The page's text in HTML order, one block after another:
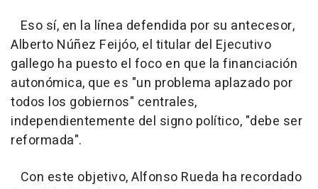
Eso sí, en la línea defendida por su antecesor,
Alberto Núñez Feijóo, el titular del Ejecutivo
gallego ha puesto el foco en que la financiación
autonómica, que es "un problema aplazado por
todos los gobiernos" centrales,
independientemente del signo político, "debe ser
reformada".
Con este objetivo, Alfonso Rueda ha recordado